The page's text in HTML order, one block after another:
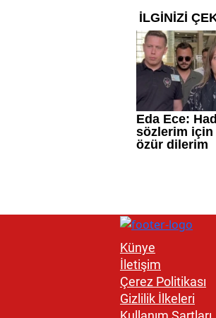
Künye
İletişim
Çerez Politikası
Gizlilik İlkeleri